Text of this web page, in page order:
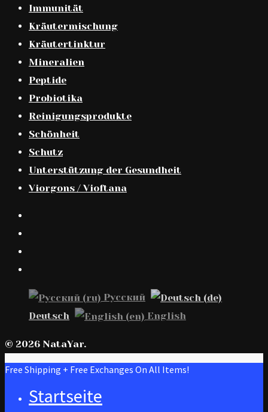
Immunität
Kräutermischung
Kräutertinktur
Mineralien
Peptide
Probiotika
Reinigungsprodukte
Schönheit
Schutz
Unterstützung der Gesundheit
Viorgons / Vioftana
Русский
Deutsch
English
© 2026 NataYar.
Free Shipping + Free Exchanges On All Items!
Startseite